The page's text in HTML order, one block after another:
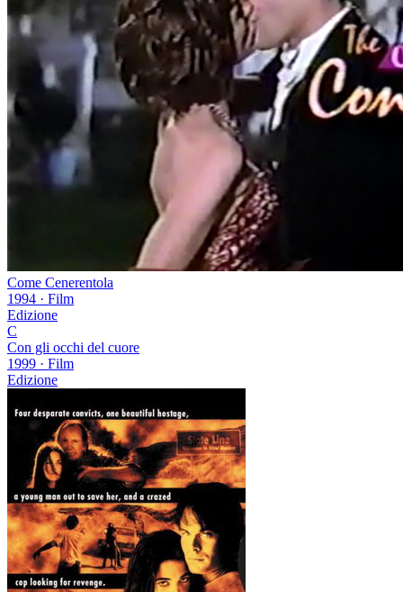
Come Cenerentola
1994 · Film
Edizione
C
Con gli occhi del cuore
1999 · Film
Edizione